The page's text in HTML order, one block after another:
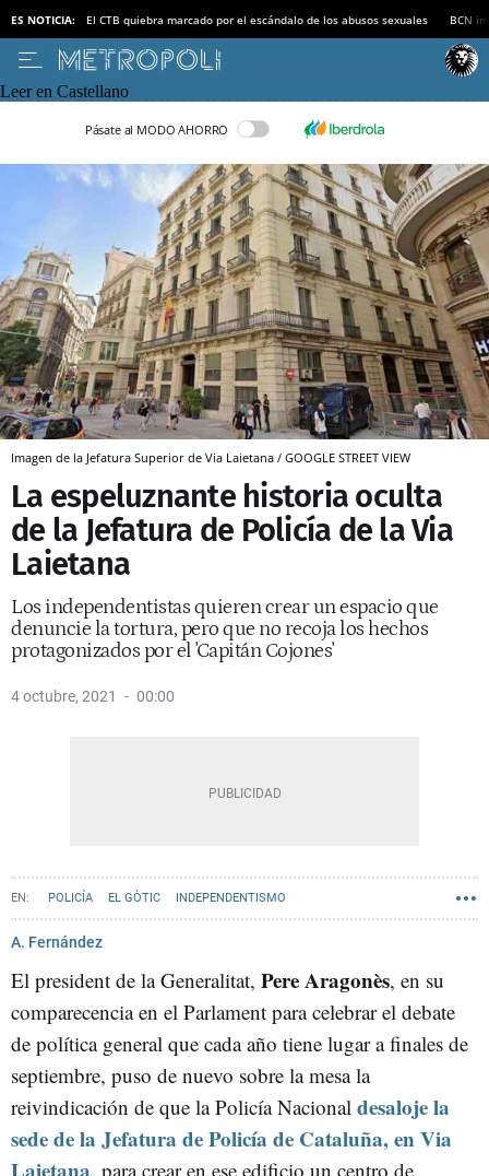
ES NOTICIA: El CTB quiebra marcado por el escándalo de los abusos sexuales BCN
Leer en Castellano
Pásate al MODO AHORRO
Imagen de la Jefatura Superior de Via Laietana / GOOGLE STREET VIEW
La espeluznante historia oculta
de la Jefatura de Policía de la Via
Laietana
Los independentistas quieren crear un espacio que
denuncie la tortura, pero que no recoja los hechos
protagonizados por el 'Capitán Cojones'
4 octubre, 2021 00:00
POLICÍA EL GÒTIC INDEPENDENTISMO
A. Fernández
El president de la Generalitat, Pere Aragonès, en su
comparecencia en el Parlament para celebrar el debate
de política general que cada año tiene lugar a finales de
septiembre, puso de nuevo sobre la mesa la
reivindicación de que la Policía Nacional desaloje la
sede de la Jefatura de Policía de Cataluña, en Via
Laietana, para crear en ese edificio un centro de